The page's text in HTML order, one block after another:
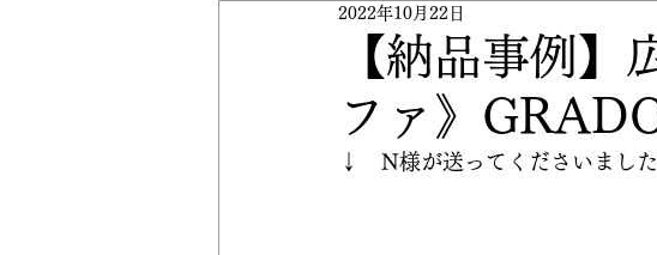
無垢のチェア おしらせ
TVボードpickup 収納家具pickup 無垢
【納品事例】
ファ》
2022年10月22日
↓　N様が送ってくださいました